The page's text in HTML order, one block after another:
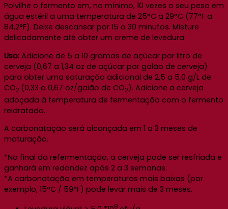
Polvilhe o fermento em, no mínimo, 10 vezes o seu peso em
água estéril a uma temperatura de 25°C a 29°C (77°F a
84,2°F). Deixe descansar por 15 a 30 minutos. Misture
delicadamente até obter um creme de levedura.
Uso: Adicione de 5 a 10 gramas de açúcar por litro de
cerveja (0,67 a 1,34 oz de açúcar por galão de cerveja)
para obter uma saturação adicional de 2,5 a 5,0 g/L de
CO2 (0,33 a 0,67 oz/galão de CO2). Adicione a cerveja
adoçada à temperatura de fermentação com o fermento
reidratado.
A carbonatação será alcançada em 1 a 3 meses de
maturação.
*No final da refermentação, a cerveja pode ser resfriada e
ganhará em redondez após 2 a 3 semanas.
*A carbonatação em temperaturas mais baixas (por
exemplo, 15°C / 59°F) pode levar mais de 3 meses.
9